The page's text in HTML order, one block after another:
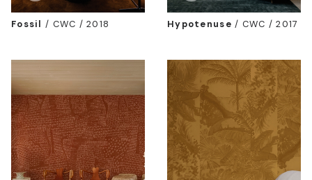
Fossil / CWC / 2018 Hypotenuse / CWC / 2017